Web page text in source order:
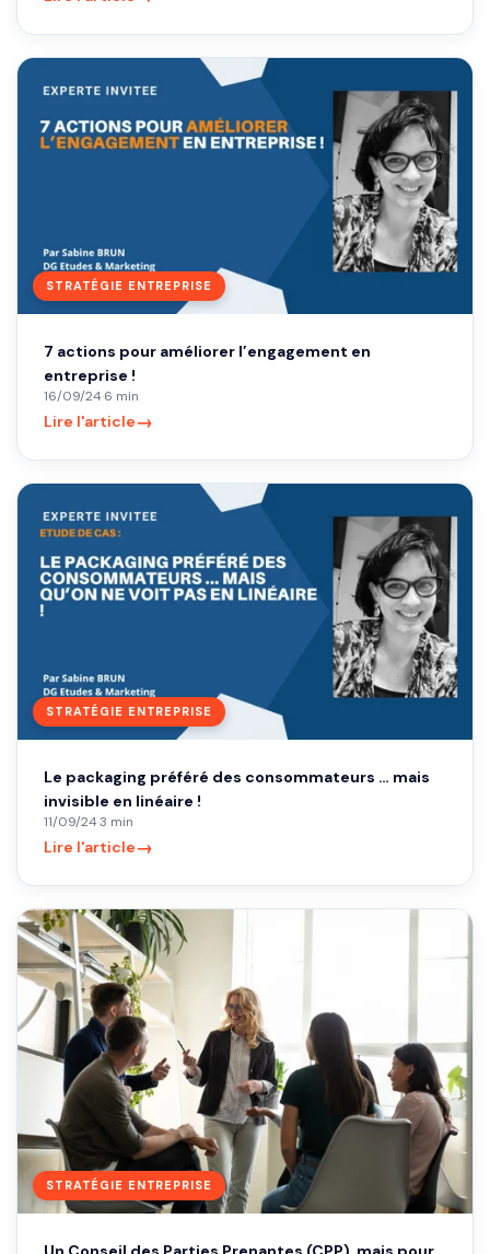
STRATÉGIE ENTREPRISE
7 actions pour améliorer l’engagement en
entreprise !
16/09/24·6 min
Lire l'article→
STRATÉGIE ENTREPRISE
Le packaging préféré des consommateurs … mais
invisible en linéaire !
11/09/24·3 min
Lire l'article→
STRATÉGIE ENTREPRISE